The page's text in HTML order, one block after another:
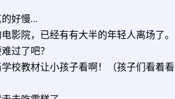
好慢...
影院，已经有有大半的年轻人离场了。
过了吧？
校教材让小孩子看啊！（孩子们看着